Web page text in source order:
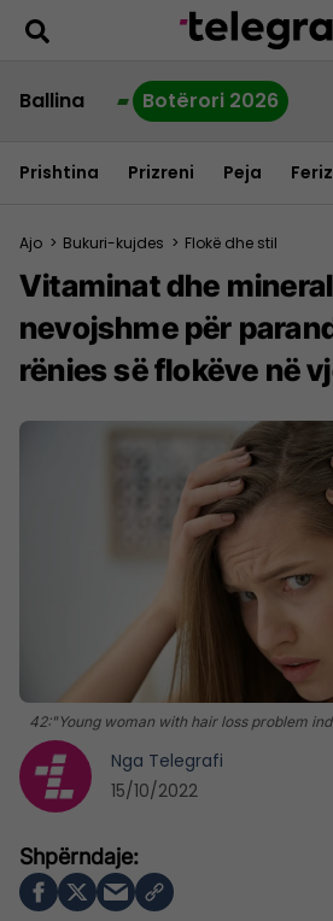
Ballina Botërori 2026
Prishtina Prizreni Peja
Ajo > Bukuri-kujdes > Flokë dhe stil
Vitaminat dhe
nevojshme për
rënies së flokëve në
42:"Young woman with hair loss problem
Nga Telegrafi
15/10/2022